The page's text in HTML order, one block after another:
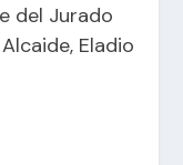
del Jurado
Eladio